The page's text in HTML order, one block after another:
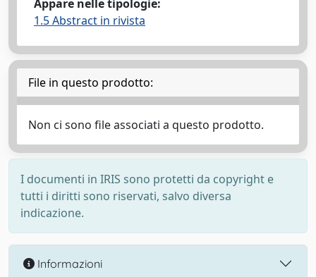
Appare nelle tipologie:
1.5 Abstract in rivista
File in questo prodotto:
Non ci sono file associati a questo prodotto.
I documenti in IRIS sono protetti da copyright e
tutti i diritti sono riservati, salvo diversa
indicazione.
Informazioni